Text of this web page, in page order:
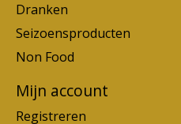
Dranken
Seizoensproducten
Non Food
Mijn account
Registreren